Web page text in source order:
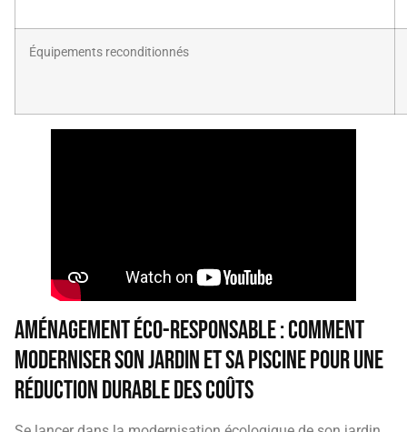
Équipements reconditionnés
Aménagement éco-responsable : comment
moderniser son jardin et sa piscine pour une
réduction durable des coûts